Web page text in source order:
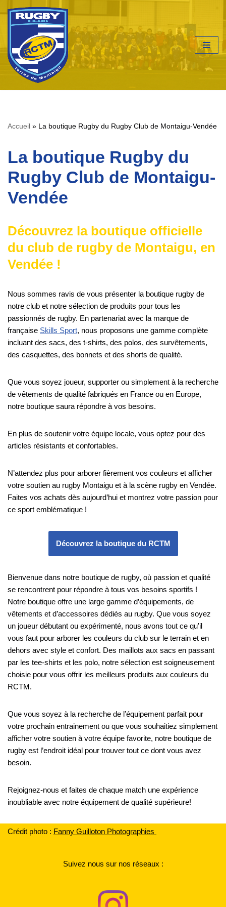
Aller
contenu
Accueil » La boutique Rugby du Rugby Club de Montaigu-Vendée
La boutique Rugby du
Rugby Club de Montaigu-
Vendée
Découvrez la boutique officielle
du club de rugby de Montaigu, en
Vendée !
Nous sommes ravis de vous présenter la boutique rugby de
notre club et notre sélection de produits pour tous les
passionnés de rugby. En partenariat avec la marque de
française Skills Sport, nous proposons une gamme complète
incluant des sacs, des t-shirts, des polos, des survêtements,
des casquettes, des bonnets et des shorts de qualité.
Que vous soyez joueur, supporter ou simplement à la recherche
de vêtements de qualité fabriqués en France ou en Europe,
notre boutique saura répondre à vos besoins.
En plus de soutenir votre équipe locale, vous optez pour des
articles résistants et confortables.
N’attendez plus pour arborer fièrement vos couleurs et afficher
votre soutien au rugby Montaigu et à la scène rugby en Vendée.
Faites vos achats dès aujourd’hui et montrez votre passion pour
ce sport emblématique !
Découvrez la boutique du RCTM
Bienvenue dans notre boutique de rugby, où passion et qualité
se rencontrent pour répondre à tous vos besoins sportifs !
Notre boutique offre une large gamme d’équipements, de
vêtements et d’accessoires dédiés au rugby. Que vous soyez
un joueur débutant ou expérimenté, nous avons tout ce qu’il
vous faut pour arborer les couleurs du club sur le terrain et en
dehors avec style et confort. Des maillots aux sacs en passant
par les tee-shirts et les polo, notre sélection est soigneusement
choisie pour vous offrir les meilleurs produits aux couleurs du
RCTM.
Que vous soyez à la recherche de l’équipement parfait pour
votre prochain entrainement ou que vous souhaitiez simplement
afficher votre soutien à votre équipe favorite, notre boutique de
rugby est l’endroit idéal pour trouver tout ce dont vous avez
besoin.
Rejoignez-nous et faites de chaque match une expérience
inoubliable avec notre équipement de qualité supérieure!
Crédit photo : Fanny Guilloton Photographies
Suivez nous sur nos réseaux :